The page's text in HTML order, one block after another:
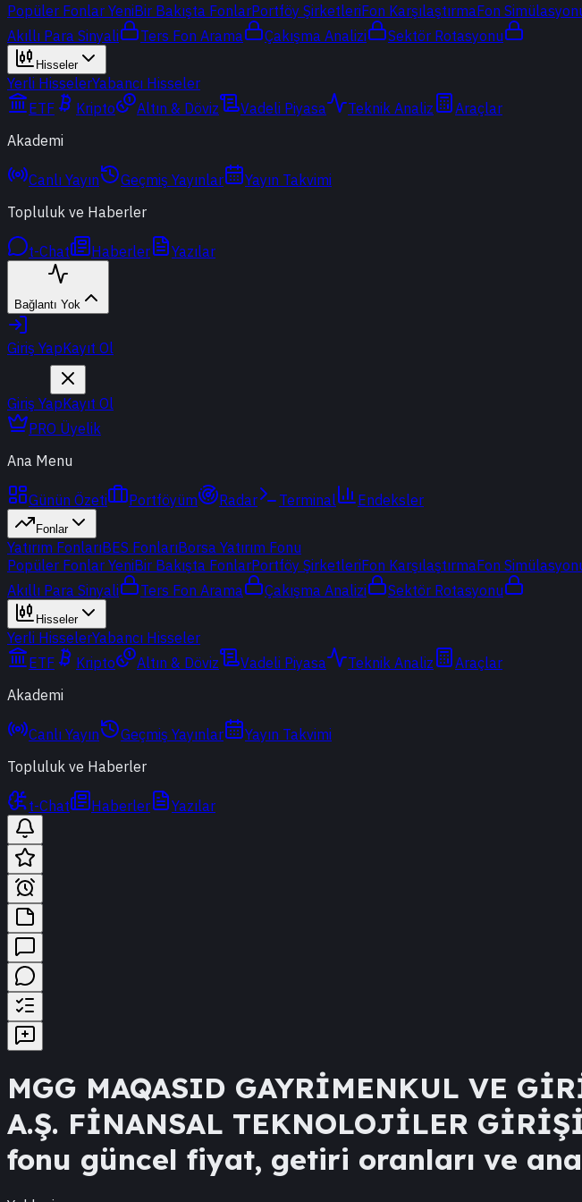
Popüler Fonlar YeniBir Bakışta FonlarPortföy ŞirketleriFon KarşılaştırmaFon
Akıllı Para Sinyali
Ters Fon Arama Çakışma Analizi Sektör Rotasyonu
Hisseler
Yerli HisselerYabancı Hisseler
ETF
Kripto Altın & Döviz Vadeli Piyasa Teknik Analiz
Araçlar
Akademi
Canlı Yayın Geçmiş Yayınlar
Yayın Takvimi
Topluluk ve Haberler
t-Chat Haberler Yazılar
Bağlantı Yok
Giriş YapKayıt Ol
Giriş YapKayıt Ol
PRO Üyelik
Ana Menu
Günün Özeti Portföyüm Radar Terminal Endeksler
Fonlar
Yatırım FonlarıBES FonlarıBorsa Yatırım Fonu
Popüler Fonlar YeniBir Bakışta FonlarPortföy ŞirketleriFon KarşılaştırmaFon
Akıllı Para Sinyali
Ters Fon Arama Çakışma Analizi Sektör Rotasyonu
Hisseler
Yerli HisselerYabancı Hisseler
ETF
Kripto Altın & Döviz Vadeli Piyasa Teknik Analiz
Araçlar
Akademi
Canlı Yayın Geçmiş Yayınlar
Yayın Takvimi
Topluluk ve Haberler
t-Chat Haberler Yazılar
MGG MAQASID GAYRİMENKUL VE
A.Ş. FİNANSAL TEKNOLOJİLER
fonu güncel fiyat, getiri oranları ve